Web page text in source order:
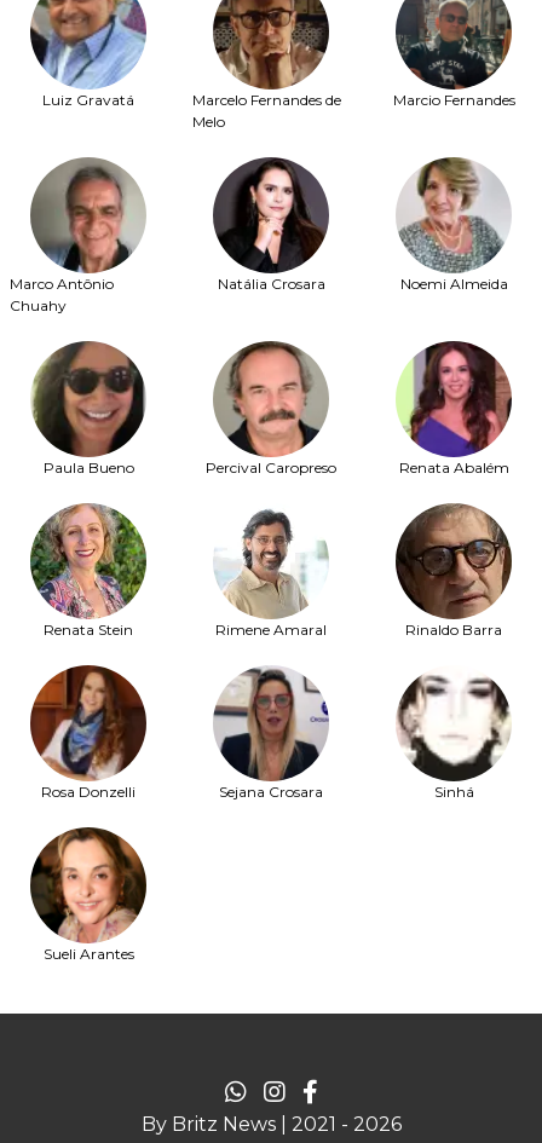
Luiz Gravatá
Marcelo Fernandes de
Melo
Marcio Fernandes
Marco Antônio
Chuahy
Natália Crosara Noemi Almeida
Paula Bueno Percival Caropreso Renata Abalém
Renata Stein Rimene Amaral Rinaldo Barra
Rosa Donzelli Sejana Crosara Sinhá
Sueli Arantes
By Britz News | 2021 - 2026